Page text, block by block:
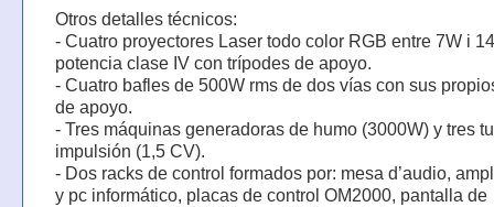
Otros detalles técnicos:
- Cuatro proyectores Laser todo color RGB entre 7W i
potencia clase IV con trípodes de apoyo.
- Cuatro bafles de 500W rms de dos vías con sus
de apoyo.
- Tres máquinas generadoras de humo (3000W) y tres
impulsión (1,5 CV).
- Dos racks de control formados por: mesa d’audio,
y pc informático, placas de control OM2000, pantalla de